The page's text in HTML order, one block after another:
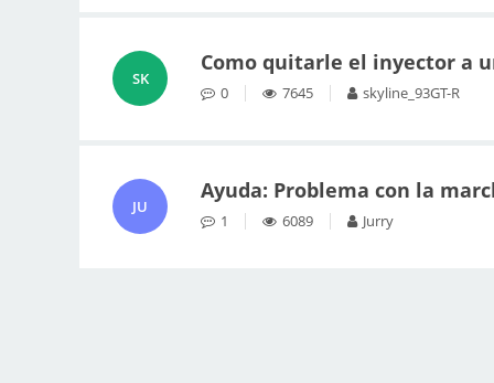
SK
Como quitarle el inyector a
0 7645 skyline_93GT-R
JU
Ayuda: Problema con la
1 6089 Jurry